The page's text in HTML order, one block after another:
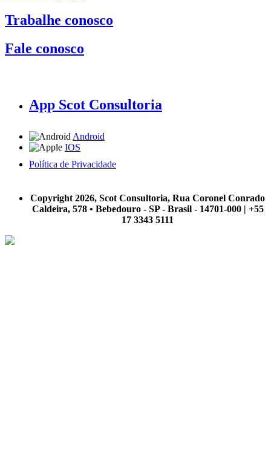
Trabalhe conosco
Fale conosco
App Scot Consultoria
Android
IOS
Política de Privacidade
Copyright 2026, Scot Consultoria, Rua Coronel Conrado
Caldeira, 578 • Bebedouro - SP - Brasil - 14701-000 | +55
17 3343 5111